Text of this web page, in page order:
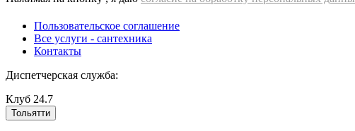
Пользовательское соглашение
Все услуги - cантехника
Контакты
Диспетчерская служба:
Клуб 24.7
Тольятти